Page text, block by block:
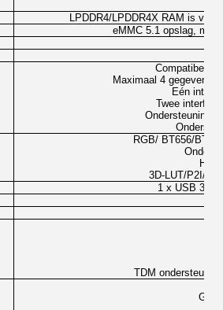
LPDDR4/LPDDR4X RAM is
eMMC 5.1 opslag, met
Compatibel
Maximaal 4
Eén
Twee
Ondersteuning
RGB/ BT656/
3D-LUT/P2I/
1 x USB 3.0
TDM ondersteunt